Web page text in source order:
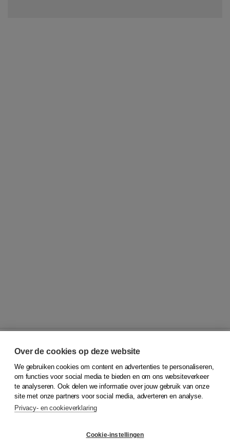
© 2026Koninklijke Boom uitgevers
Klantenservice
Service & informatie
Contact
Over de cookies op deze website
We gebruiken cookies om content en advertenties te personaliseren,
om functies voor social media te bieden en om ons websiteverkeer
te analyseren. Ook delen we informatie over jouw gebruik van onze
site met onze partners voor social media, adverteren en analyse.
Privacy- en cookieverklaring
Cookie-instellingen